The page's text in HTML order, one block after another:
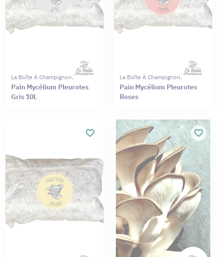
La Boîte À Champignons
Pain Mycélium Pleurotes
Gris 10L
La Boîte À Champignons
Pain Mycélium Pleurotes
Roses